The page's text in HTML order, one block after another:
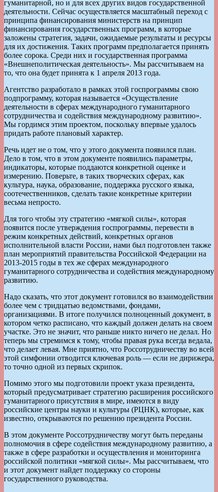
гуманитарной, но и для всех других видов государственной
деятельности. Сейчас осуществляется масштабный переход с
принципа финансирования министерств на принцип
финансирования государственных программ, в которые
заложены стратегия, задачи, ожидаемые результаты и ресурсы
для их достижения. Таких программ предполагается принять
более сорока. Среди них и государственная программа
«Внешнеполитическая деятельность». Мы рассчитываем на
то, что она будет принята к 1 апреля 2013 года.
Агентство разработало в рамках этой госпрограммы свою
подпрограмму, которая называется «Осуществление
деятельности в сферах международного гуманитарного
сотрудничества и содействия международному развитию».
Мы гордимся этим проектом, поскольку впервые удалось
придать работе плановый характер.
Речь идет не о том, что у этого документа появился план.
Дело в том, что в этом документе появились параметры,
индикаторы, которые поддаются конкретной оценке и
измерению. Поверьте, в таких творческих сферах, как
культура, наука, образование, поддержка русского языка,
соотечественников, сделать такие конкретные критерии
весьма непросто.
Для того чтобы эту стратегию «мягкой силы», которая
появится после утверждения госпрограммы, перевести в
режим конкретных действий, конкретных органов
исполнительной власти России, нами был подготовлен также
план мероприятий правительства Российской Федерации на
2013-2015 годы в тех же сферах международного
гуманитарного сотрудничества и содействия международному
развитию.
Надо сказать, что этот документ готовился во взаимодействии
более чем с тридцатью ведомствами, фондами,
организациями. В итоге получился полноценный документ, в
котором четко расписано, что каждый должен делать на своем
участке. Это не значит, что раньше никто ничего не делал. Но
теперь мы стремимся к тому, чтобы правая рука всегда ведала,
что делает левая. Мне приятно, что Россотрудничеству во всей
этой симфонии отводится ключевая роль — если не дирижера,
то точно одной из первых скрипок.
Помимо этого мы подготовили проект указа президента,
который предусматривает стратегию расширения российского
гуманитарного присутствия в мире, имеются в виду
российские центры науки и культуры (РЦНК), которые, как
известно, открываются по решению президента России.
В этом документе Россотрудничеству могут быть переданы
полномочия в сфере содействия международному развитию, а
также в сфере разработки и осуществления и мониторинга
российской политики «мягкой силы». Мы рассчитываем, что
и этот документ найдет поддержку со стороны
государственного руководства.